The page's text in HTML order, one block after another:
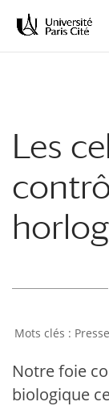
Les
Presse
Notre foie
biologique